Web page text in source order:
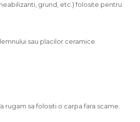
grund, etc.) folosite pentru
sau placilor ceramice.
sa folositi o carpa fara scame.